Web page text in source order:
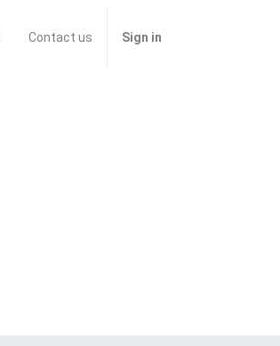
Contact us Sign in